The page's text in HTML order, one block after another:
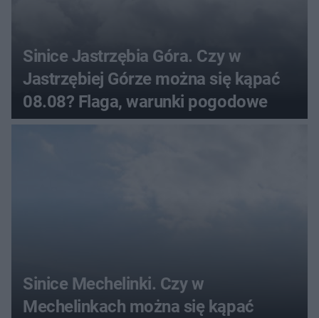
Sinice Jastrzębia Góra. Czy w
Jastrzębiej Górze można się kąpać
08.08? Flaga, warunki pogodowe
Sinice Mechelinki. Czy w
Mechelinkach można się kąpać